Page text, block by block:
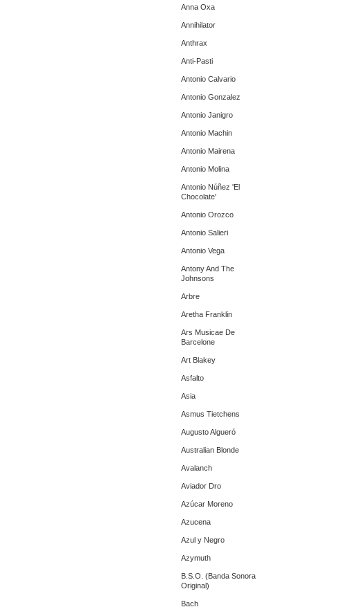
Anna Oxa
Annihilator
Anthrax
Anti-Pasti
Antonio Calvario
Antonio Gonzalez
Antonio Janigro
Antonio Machin
Antonio Mairena
Antonio Molina
Antonio Núñez 'El
Chocolate'
Antonio Orozco
Antonio Salieri
Antonio Vega
Antony And The
Johnsons
Arbre
Aretha Franklin
Ars Musicae De
Barcelone
Art Blakey
Asfalto
Asia
Asmus Tietchens
Augusto Algueró
Australian Blonde
Avalanch
Aviador Dro
Azúcar Moreno
Azucena
Azul y Negro
Azymuth
B.S.O. (Banda Sonora
Original)
Bach